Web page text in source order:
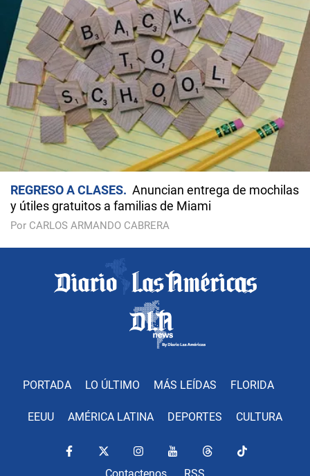
REGRESO A CLASES
Anuncian entrega de mochilas
y útiles gratuitos a familias de Miami
Por CARLOS ARMANDO CABRERA
PORTADA LO ÚLTIMO MÁS LEÍDAS FLORIDA
EEUU AMÉRICA LATINA DEPORTES CULTURA